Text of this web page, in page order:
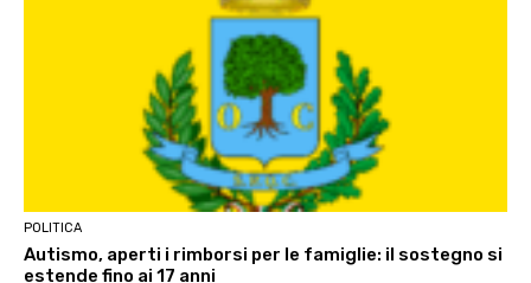
POLITICA
Autismo, aperti i rimborsi per le famiglie: il sostegno si
estende fino ai 17 anni